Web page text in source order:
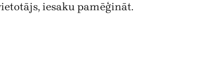
iesaku pamēģināt.